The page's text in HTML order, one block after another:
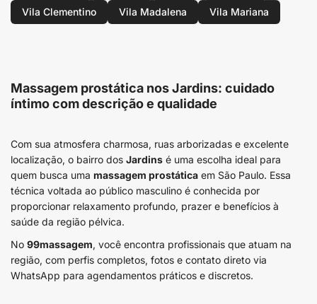
Vila Clementino
Vila Madalena Vila Mariana
Massagem prostática nos Jardins: cuidado
íntimo com descrição e qualidade
Com sua atmosfera charmosa, ruas arborizadas e excelente
localização, o bairro dos Jardins é uma escolha ideal para
quem busca uma massagem prostática em São Paulo. Essa
técnica voltada ao público masculino é conhecida por
proporcionar relaxamento profundo, prazer e benefícios à
saúde da região pélvica.
No 99massagem, você encontra profissionais que atuam na
região, com perfis completos, fotos e contato direto via
WhatsApp para agendamentos práticos e discretos.